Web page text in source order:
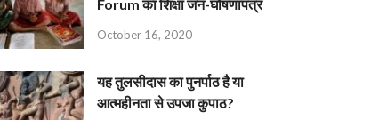
Forum का शिक्षा जन-घोषणापत्र
October 16, 2020
यह तुलसीदास का पुनर्पाठ है या
आत्महीनता से उपजा कुपाठ?